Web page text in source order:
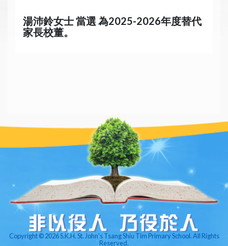
湯沛鈴女士 當選 為2025-2026年度替代
家長校董。
Copyright © 2026 S.K.H. St. John’s Tsang Shiu Tim Primary School. All Rights
Reserved.